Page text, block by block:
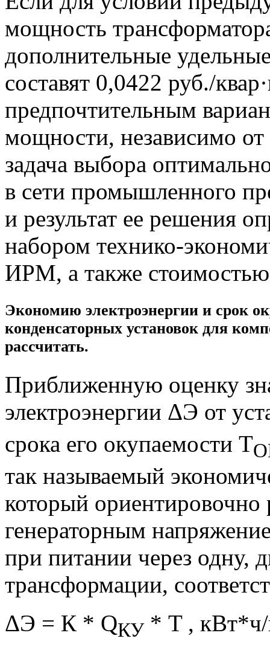
мощность
дополнительные
составят 0,0422 руб./
предпочтительным
мощности, независимо
задача выбора
в сети промышленного
и результат ее решения
набором технико-
ИРМ, а также стоимостью
Экономию электроэнергии и срок
конденсаторных установок для
рассчитать.
Приближенную оценку
электроэнергии ΔЭ от
срока его окупаемости Т
так называемый
который
генераторным
при питании через одну,
трансформации,
ΔЭ = К * QКУ* T , кВт*ч/